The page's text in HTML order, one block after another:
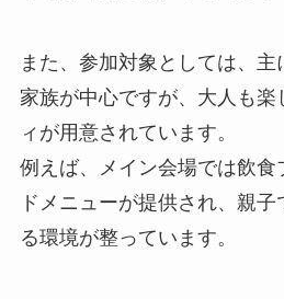
また、参加対象としては、
家族が中心ですが、大人も楽
ィが用意されています。
例えば、メイン会場では飲食
ドメニューが提供され、親
る環境が整っています。